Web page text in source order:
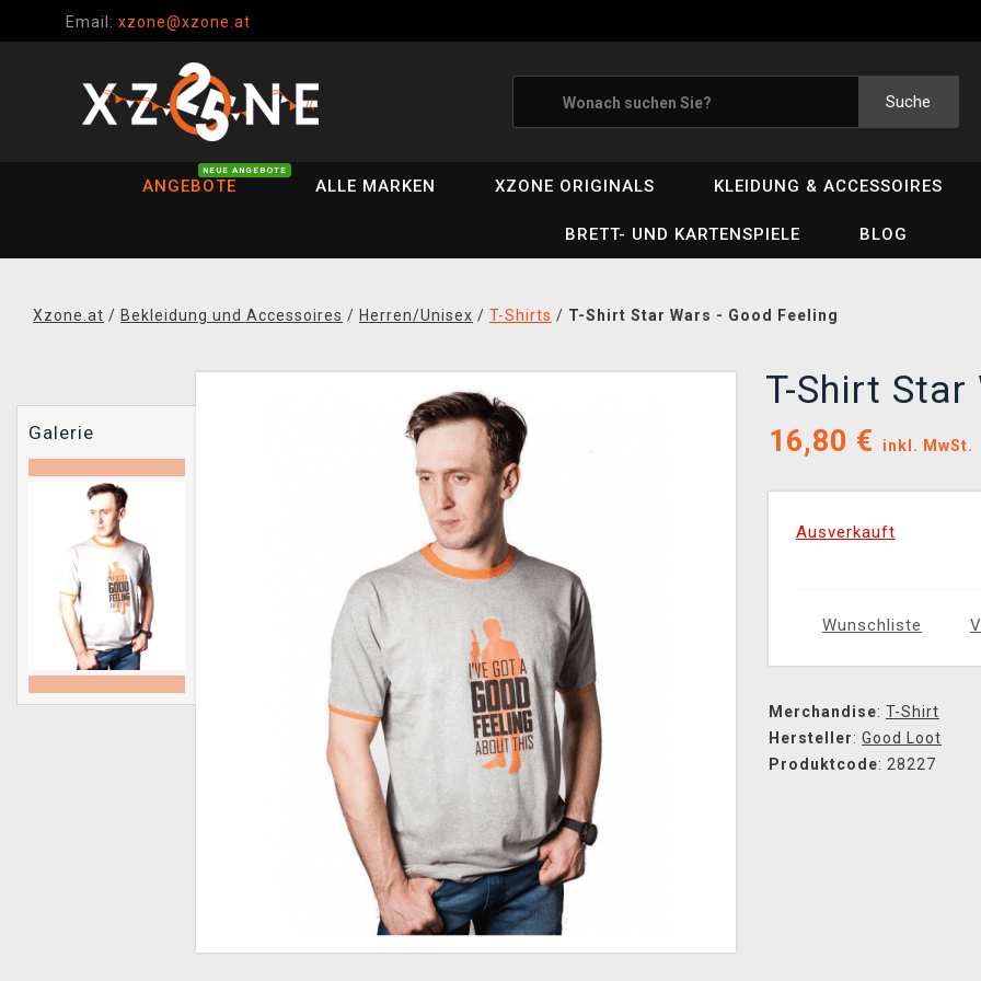
Email: xzone@xzone.at
Suche
ANGEBOTE
NEUE ANGEBOTE
ALLE MARKEN XZONE ORIGINALS KLEIDUNG & ACCESSOIRES
BRETT- UND KARTENSPIELE BLOG
Xzone.at / Bekleidung und Accessoires / Herren/Unisex / T-Shirts / T-Shirt Star Wars - Good Feeling
Galerie
T-Shirt
16,80 € inkl. MwSt.
Ausverkauft
Wunschliste
Merchandise: T-Shirt
Hersteller: Good Loot
Produktcode: 28227